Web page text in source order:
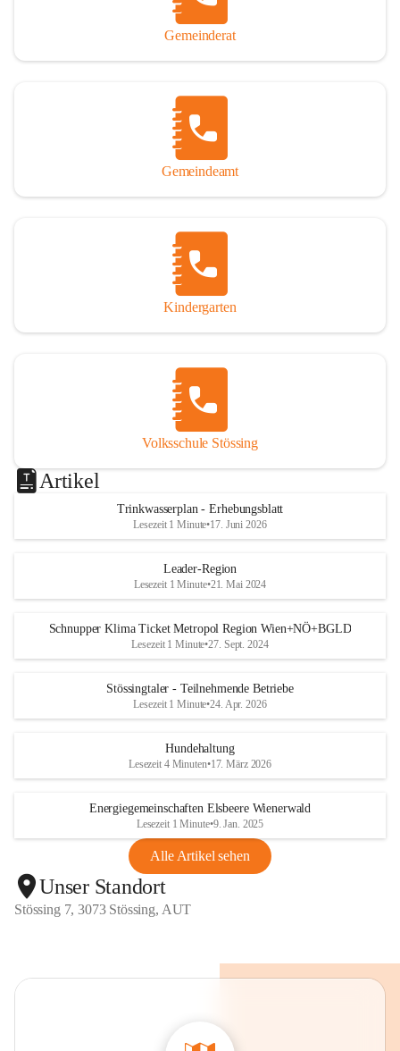
Gemeinderat
Gemeindeamt
Kindergarten
Volksschule Stössing
Artikel
Trinkwasserplan - Erhebungsblatt
Lesezeit 1 Minute•17. Juni 2026
Leader-Region
Lesezeit 1 Minute•21. Mai 2024
Schnupper Klima Ticket Metropol Region Wien+NÖ+BGLD
Lesezeit 1 Minute•27. Sept. 2024
Stössingtaler - Teilnehmende Betriebe
Lesezeit 1 Minute•24. Apr. 2026
Hundehaltung
Lesezeit 4 Minuten•17. März 2026
Energiegemeinschaften Elsbeere Wienerwald
Lesezeit 1 Minute•9. Jan. 2025
Alle Artikel sehen
Unser Standort
Stössing 7, 3073 Stössing, AUT